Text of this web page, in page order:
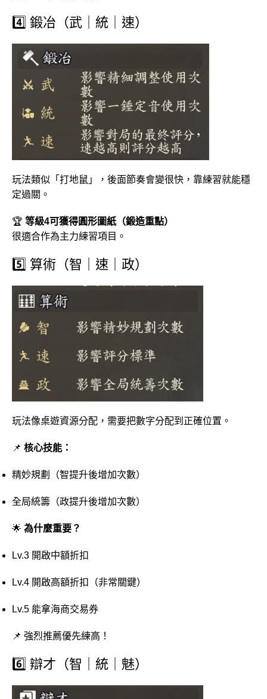
4️⃣ 鍛冶（武｜統｜速）
玩法類似「打地鼠」，後面節奏會變很快，靠練習就能穩
定過關。
🏆 等級4可獲得圓形圖紙（鍛造重點）
很適合作為主力練習項目。
5️⃣ 算術（智｜速｜政）
玩法像桌遊資源分配，需要把數字分配到正確位置。
📌 核心技能：
精妙規劃（智提升後增加次數）
全局統籌（政提升後增加次數）
🌟 為什麼重要？
Lv.3 開啟中額折扣
Lv.4 開啟高額折扣（非常關鍵）
Lv.5 能拿海商交易券
📌 強烈推薦優先練高！
6️⃣ 辯才（智｜統｜魅）